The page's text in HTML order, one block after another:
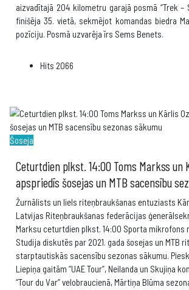
aizvadītajā 204 kilometru garajā posmā “Trek –
finišēja 35. vietā, sekmējot komandas biedra
pozīciju. Posmā uzvarēja īrs Sems Benets.
Hits 2066
Šoseja
Ceturtdien plkst. 14:00 Toms Markss un
apspriedīs šosejas un MTB sacensību
Žurnālists un liels riteņbraukšanas entuziasts
Latvijas Riteņbraukšanas federācijas
Marksu ceturtdien plkst. 14:00 Sporta mikrofons
Studija diskutēs par 2021. gada šosejas un MTB
starptautiskās sacensību sezonas sākumu.
Liepiņa gaitām “UAE Tour”, Neilanda un Skujiņa
“Tour du Var” velobraucienā, Mārtiņa Blūma